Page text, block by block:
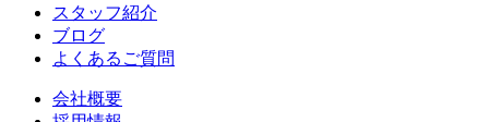
スタッフ紹介
ブログ
よくあるご質問
会社概要